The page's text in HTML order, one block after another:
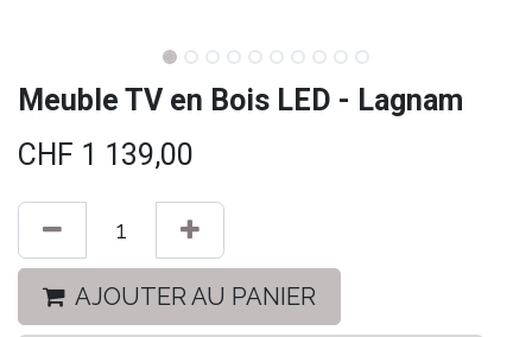
Meuble TV en Bois LED - Lagnam
CHF 1 139,00
AJOUTER AU PANIER